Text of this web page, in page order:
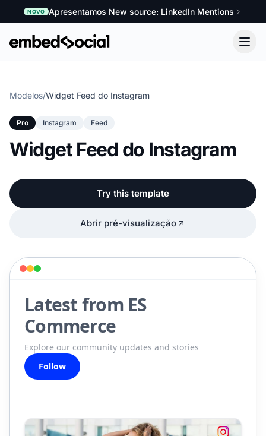
NOVO Apresentamos New source: LinkedIn Mentions
Modelos/Widget Feed do Instagram
Pro Instagram Feed
Widget Feed do Instagram
Try this template
Abrir pré-visualização